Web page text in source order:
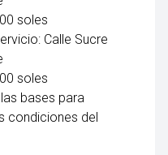
soles
Calle Sucre
soles
bases para
condiciones del